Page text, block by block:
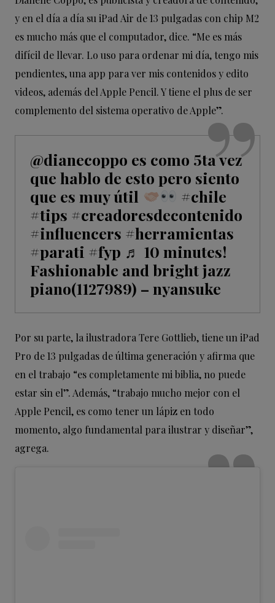
y en el día a día su iPad Air de 13 pulgadas con chip M2
es mucho más que el computador, dice. “Me es más
difícil de llevar. Lo uso para ordenar mi día, tengo mis
pendientes, una app para ver mis contenidos y edito
videos, además del Apple Pencil. Y tiene el plus de ser
complemento del sistema operativo de Apple”.
@dianecoppo es como 5ta vez
que hablo de esto pero siento
que es muy útil
#chile
#tips #creadoresdecontenido
#influencers #herramientas
#parati #fyp ♬ 10 minutes!
Fashionable and bright jazz
piano(1127989) – nyansuke
Por su parte, la ilustradora Tere Gottlieb, tiene un iPad
Pro de 13 pulgadas de última generación y afirma que
en el trabajo “es completamente mi biblia, no puede
estar sin el”. Además, “trabajo mucho mejor con el
Apple Pencil, es como tener un lápiz en todo
momento, algo fundamental para ilustrar y diseñar”,
agrega.